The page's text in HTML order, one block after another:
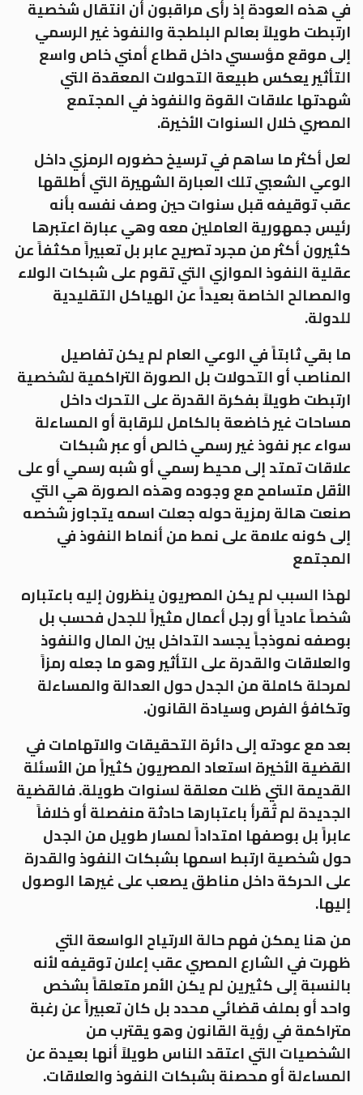
في هذه العودة إذ رأى مراقبون أن انتقال شخصية
ارتبطت طويلاً بعالم البلطجة والنفوذ غير الرسمي
إلى موقع مؤسسي داخل قطاع أمني خاص واسع
التأثير يعكس طبيعة التحولات المعقدة التي
شهدتها علاقات القوة والنفوذ في المجتمع
المصري خلال السنوات الأخيرة.
لعل أكثر ما ساهم في ترسيخ حضوره الرمزي داخل
الوعي الشعبي تلك العبارة الشهيرة التي أطلقها
عقب توقيفه قبل سنوات حين وصف نفسه بأنه
رئيس جمهورية العاملين معه وهي عبارة اعتبرها
كثيرون أكثر من مجرد تصريح عابر بل تعبيراً مكثفاً عن
عقلية النفوذ الموازي التي تقوم على شبكات الولاء
والمصالح الخاصة بعيداً عن الهياكل التقليدية
للدولة.
ما بقي ثابتاً في الوعي العام لم يكن تفاصيل
المناصب أو التحولات بل الصورة التراكمية لشخصية
ارتبطت طويلاً بفكرة القدرة على التحرك داخل
مساحات غير خاضعة بالكامل للرقابة أو المساءلة
سواء عبر نفوذ غير رسمي خالص أو عبر شبكات
علاقات تمتد إلى محيط رسمي أو شبه رسمي أو على
الأقل متسامح مع وجوده وهذه الصورة هي التي
صنعت هالة رمزية حوله جعلت اسمه يتجاوز شخصه
إلى كونه علامة على نمط من أنماط النفوذ في
المجتمع
لهذا السبب لم يكن المصريون ينظرون إليه باعتباره
شخصاً عادياً أو رجل أعمال مثيراً للجدل فحسب بل
بوصفه نموذجاً يجسد التداخل بين المال والنفوذ
والعلاقات والقدرة على التأثير وهو ما جعله رمزاً
لمرحلة كاملة من الجدل حول العدالة والمساءلة
وتكافؤ الفرص وسيادة القانون.
بعد مع عودته إلى دائرة التحقيقات والاتهامات في
القضية الأخيرة استعاد المصريون كثيراً من الأسئلة
القديمة التي ظلت معلقة لسنوات طويلة. فالقضية
الجديدة لم تُقرأ باعتبارها حادثة منفصلة أو خلافاً
عابراً بل بوصفها امتداداً لمسار طويل من الجدل
حول شخصية ارتبط اسمها بشبكات النفوذ والقدرة
على الحركة داخل مناطق يصعب على غيرها الوصول
إليها.
من هنا يمكن فهم حالة الارتياح الواسعة التي
ظهرت في الشارع المصري عقب إعلان توقيفه لأنه
بالنسبة إلى كثيرين لم يكن الأمر متعلقاً بشخص
واحد أو بملف قضائي محدد بل كان تعبيراً عن رغبة
متراكمة في رؤية القانون وهو يقترب من
الشخصيات التي اعتقد الناس طويلاً أنها بعيدة عن
المساءلة أو محصنة بشبكات النفوذ والعلاقات.